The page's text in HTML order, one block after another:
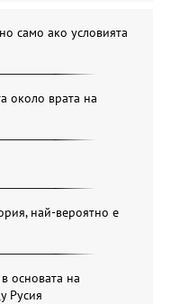
само ако условията
около врата на
най-вероятно е
основата на
Русия